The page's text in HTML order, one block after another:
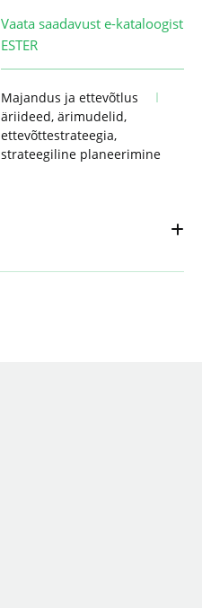
Vaata saadavust e-kataloogist
ESTER
Majandus ja ettevõtlus
äriideed, ärimudelid,
ettevõttestrateegia,
strateegiline planeerimine